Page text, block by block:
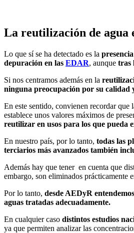
La reutilización de agua
Lo que sí se ha detectado es la
depuración en las EDAR, aunque tras
Si nos centramos además en la
ninguna preocupación por su calidad
En este sentido, convienen recordar que
establece unos valores máximos de
reutilizar en usos para los que pueda
En nuestro país, por lo tanto, todas las
terciarios más avanzados también
Además hay que tener en cuenta que
embargo, son eliminados prácticamente
Por lo tanto, desde AEDyR
aguas tratadas adecuadamente.
En cualquier caso distintos estudios
ya que permiten analizar las